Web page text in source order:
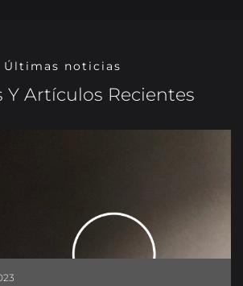
Últimas noticias
Y Artículos Recientes